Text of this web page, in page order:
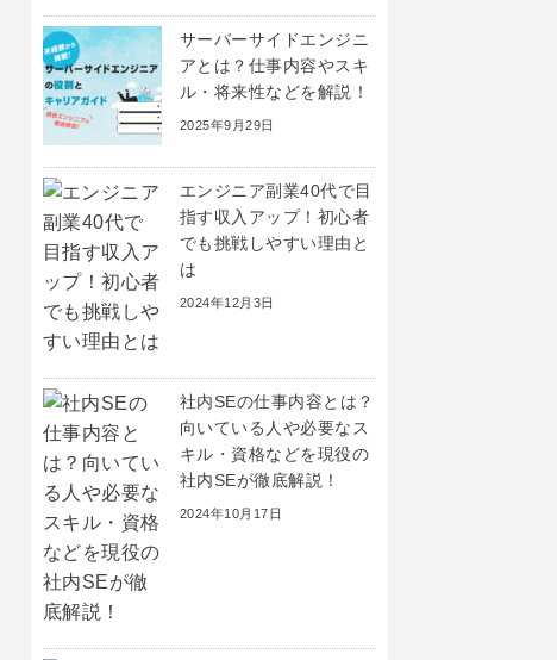
サーバーサイドエンジニ
アとは？仕事内容やスキ
ル・将来性などを解説！
2025年9月29日
エンジニア副業40代で目
指す収入アップ！初心者
でも挑戦しやすい理由と
は
2024年12月3日
社内SEの仕事内容とは？
向いている人や必要なス
キル・資格などを現役の
社内SEが徹底解説！
2024年10月17日